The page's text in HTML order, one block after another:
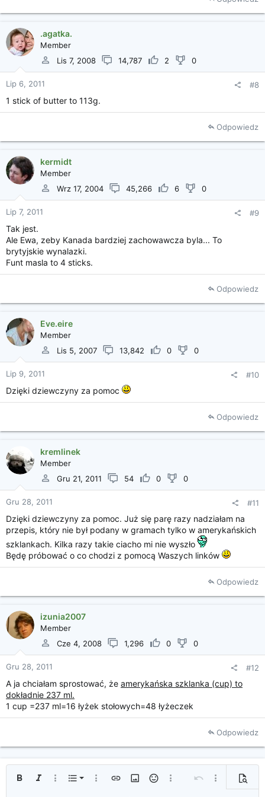
.agatka.
Member
Lis 7, 2008
14,787 2 0
Lip 6, 2011 #8
1 stick of butter to 113g.
Odpowiedz
kermidt
Member
Wrz 17, 2004
45,266 6 0
Lip 7, 2011 #9
Tak jest.
Ale Ewa, zeby Kanada bardziej zachowawcza byla... To
brytyjskie wynalazki.
Funt masla to 4 sticks.
Odpowiedz
Eve.eire
Member
Lis 5, 2007
13,842 0 0
Lip 9, 2011 #10
Dzięki dziewczyny za pomoc
Odpowiedz
kremlinek
Member
Gru 21, 2011
54 0 0
Gru 28, 2011 #11
Dzięki dziewczyny za pomoc. Już się parę razy nadziałam na
przepis, który nie był podany w gramach tylko w amerykańskich
szklankach. Kilka razy takie ciacho mi nie wyszło
Będę próbować o co chodzi z pomocą Waszych linków
Odpowiedz
izunia2007
Member
Cze 4, 2008
1,296 0 0
Gru 28, 2011 #12
A ja chciałam sprostować, że amerykańska szklanka (cup) to
dokładnie 237 ml.
1 cup =237 ml=16 łyżek stołowych=48 łyżeczek
Odpowiedz
Pogrubienie
KursywaWięcej opcji...
Lista
Uporządkowana lista
Więcej opcji...
Wprowadź link
Wprowadź obrazek
UśmieszkiWięcej opcji...
CofnijWięcej opcji...